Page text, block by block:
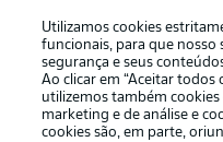
Oferecido por
Utilizamos cookies
funcionais, para que nosso
segurança e seus
Ao clicar em “Aceitar todos
utilizemos também
marketing e de análise e
cookies são, em parte,